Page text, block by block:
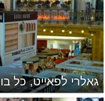
גאלרי לפאייט, כל בו